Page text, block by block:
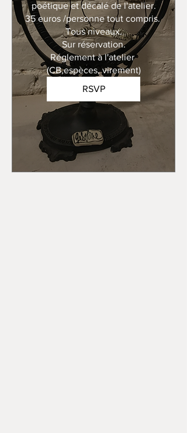
poétique et décalé de l'atelier.
35 euros /personne tout compris.
Tous niveaux.
Sur réservation.
Réglement à l'atelier
(CB,espèces, virement)
RSVP